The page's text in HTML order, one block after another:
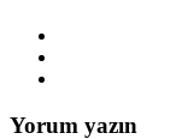
Yorum yazın